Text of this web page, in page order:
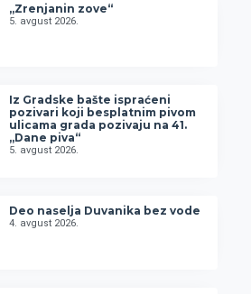
„Zrenjanin zove“
5. avgust 2026.
Iz Gradske bašte ispraćeni
pozivari koji besplatnim pivom
ulicama grada pozivaju na 41.
„Dane piva“
5. avgust 2026.
Deo naselja Duvanika bez vode
4. avgust 2026.